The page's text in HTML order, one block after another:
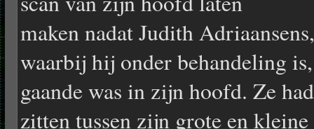
maken nadat Judith
waarbij hij onder behandeling is,
gaande was in zijn hoofd. Ze
zitten tussen zijn grote en